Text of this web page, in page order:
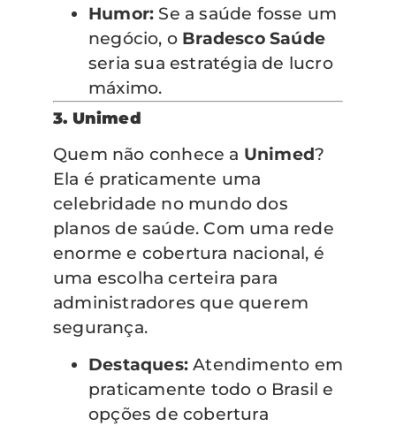
Humor: Se a saúde fosse um
negócio, o Bradesco Saúde
seria sua estratégia de lucro
máximo.
3. Unimed
Quem não conhece a Unimed?
Ela é praticamente uma
celebridade no mundo dos
planos de saúde. Com uma rede
enorme e cobertura nacional, é
uma escolha certeira para
administradores que querem
segurança.
Destaques: Atendimento em
praticamente todo o Brasil e
opções de cobertura